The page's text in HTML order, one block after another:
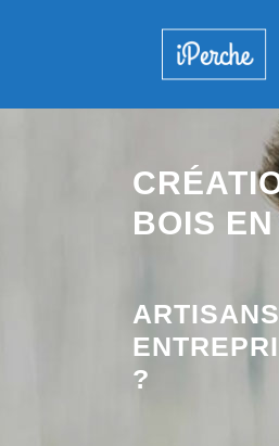
BOIS
?